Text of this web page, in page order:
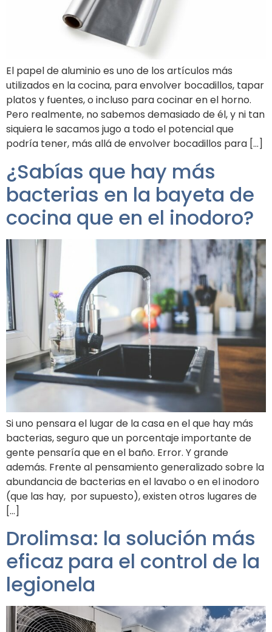
El papel de aluminio es uno de los artículos más
utilizados en la cocina, para envolver bocadillos, tapar
platos y fuentes, o incluso para cocinar en el horno.
Pero realmente, no sabemos demasiado de él, y ni tan
siquiera le sacamos jugo a todo el potencial que
podría tener, más allá de envolver bocadillos para […]
¿Sabías que hay más
bacterias en la bayeta de
cocina que en el inodoro?
Si uno pensara el lugar de la casa en el que hay más
bacterias, seguro que un porcentaje importante de
gente pensaría que en el baño. Error. Y grande
además. Frente al pensamiento generalizado sobre la
abundancia de bacterias en el lavabo o en el inodoro
(que las hay, por supuesto), existen otros lugares de
[…]
Drolimsa: la solución más
eficaz para el control de la
legionela